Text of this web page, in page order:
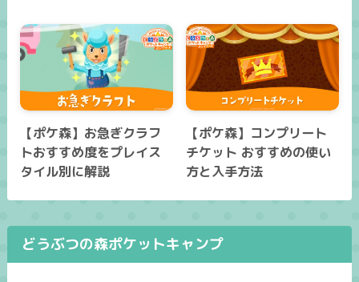
【ポケ森】お急ぎクラフ
トおすすめ度をプレイス
タイル別に解説
【ポケ森】コンプリート
チケット おすすめの使い
方と入手方法
どうぶつの森ポケットキャンプ